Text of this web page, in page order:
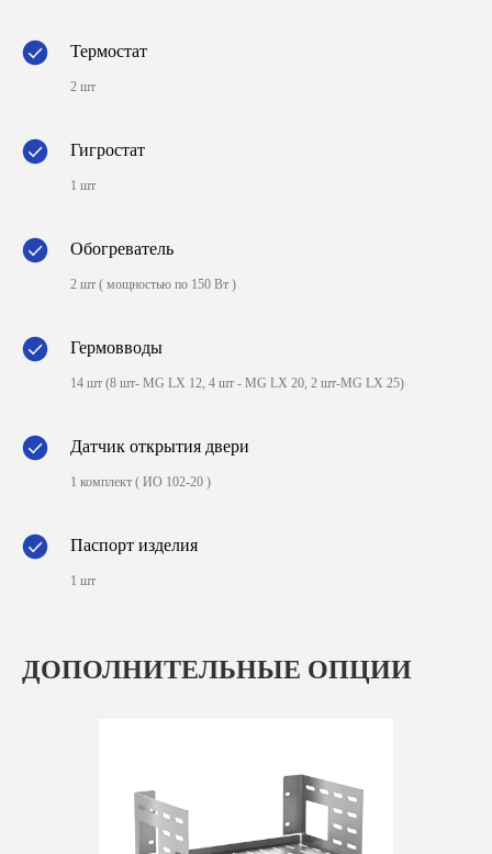
Термостат
2 шт
Гигростат
1 шт
Обогреватель
2 шт ( мощностью по 150 Вт )
Гермовводы
14 шт (8 шт- MG LX 12, 4 шт - MG LX 20, 2 шт-MG LX 25)
Датчик открытия двери
1 комплект ( ИО 102-20 )
Паспорт изделия
1 шт
ДОПОЛНИТЕЛЬНЫЕ ОПЦИИ